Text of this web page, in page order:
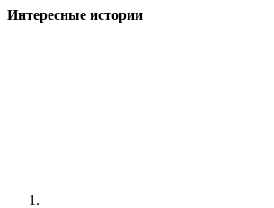
Интересные истории